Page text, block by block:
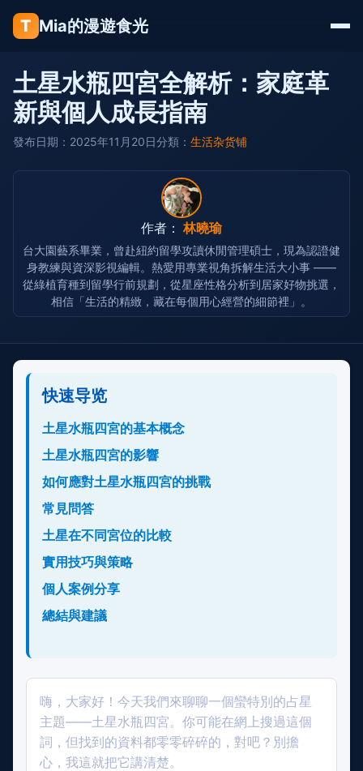
T Mia的漫遊食光
土星水瓶四宮全解析：家庭革
新與個人成長指南
發布日期：2025年11月20日分類： 生活杂货铺
作者：林曉瑜
台大園藝系畢業，曾赴紐約留學攻讀休閒管理碩士，現為認證健
身教練與資深影視編輯。熱愛用專業視角拆解生活大小事 ——
從綠植育種到留學行前規劃，從星座性格分析到居家好物挑選，
相信「生活的精緻，藏在每個用心經營的細節裡」。
快速导览
土星水瓶四宮的基本概念
土星水瓶四宮的影響
如何應對土星水瓶四宮的挑戰
常見問答
土星在不同宮位的比較
實用技巧與策略
個人案例分享
總結與建議
嗨，大家好！今天我們來聊聊一個蠻特別的占星
主題——土星水瓶四宮。你可能在網上搜過這個
詞，但找到的資料都零零碎碎的，對吧？別擔
心，我這就把它講清楚。